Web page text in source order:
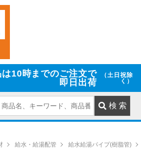
10時までのご注文で
即日出荷
（土日祝除
く）
給水・給湯配管 給水給湯パイプ(樹脂管)